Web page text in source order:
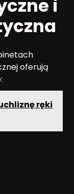
i
oferują
ręki